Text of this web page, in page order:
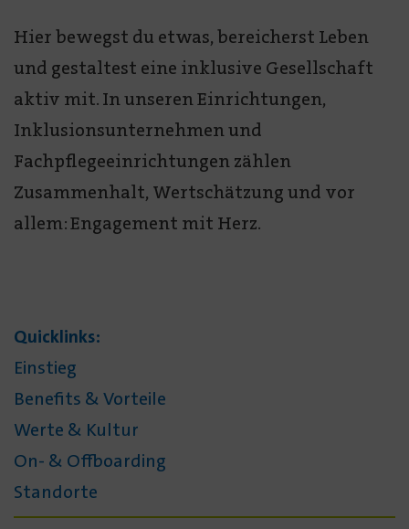
Hier bewegst du etwas, bereicherst Leben
und gestaltest eine inklusive Gesellschaft
aktiv mit. In unseren Einrichtungen,
Inklusionsunternehmen und
Fachpflegeeinrichtungen zählen
Zusammenhalt, Wertschätzung und vor
allem: Engagement mit Herz.
Quicklinks:
Einstieg
Benefits & Vorteile
Werte & Kultur
On- & Offboarding
Standorte